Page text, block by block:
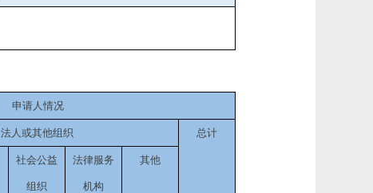
申请人情况
法人或其他组织 总计
社会公益
组织
法律服务
机构
其他